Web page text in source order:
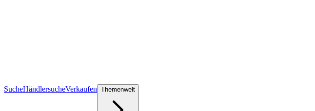
SucheHändlersucheVerkaufen Themenwelt